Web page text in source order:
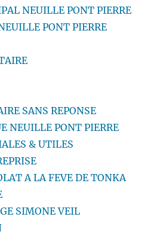
NEUILLE PONT PIERRE
PONT PIERRE
SANS REPONSE
NEUILLE PONT PIERRE
& UTILES
A LA FEVE DE TONKA
SIMONE VEIL